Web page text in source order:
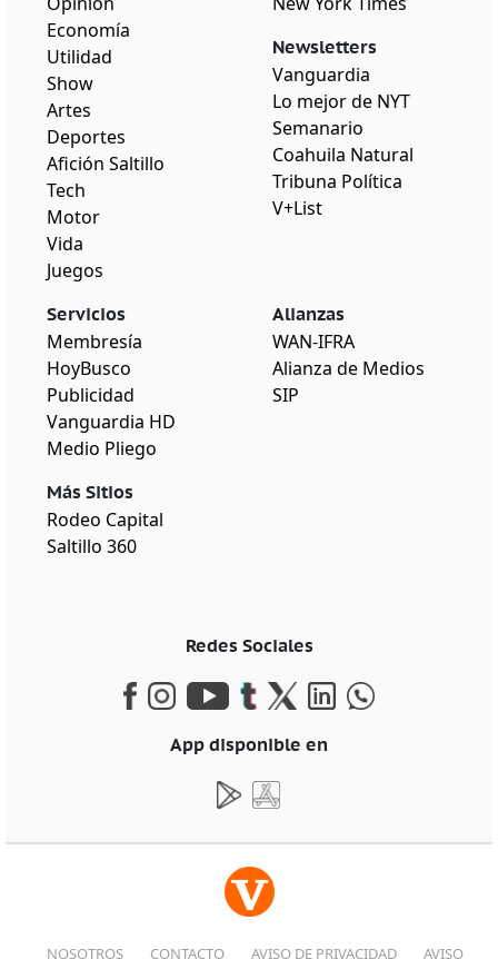
Economía
Utilidad
Show
Artes
Deportes
Afición Saltillo
Tech
Motor
Vida
Juegos
Newsletters
Vanguardia
Lo mejor de NYT
Semanario
Coahuila Natural
Tribuna Política
V+List
Servicios
Membresía
HoyBusco
Publicidad
Vanguardia HD
Medio Pliego
Más Sitios
Rodeo Capital
Saltillo 360
Alianzas
WAN-IFRA
Alianza de Medios
SIP
Redes Sociales
App disponible en
NOSOTROS CONTACTO AVISO DE PRIVACIDAD AVISO